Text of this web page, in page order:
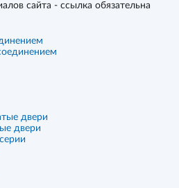
сайта - ссылка обязательна
двери
двери